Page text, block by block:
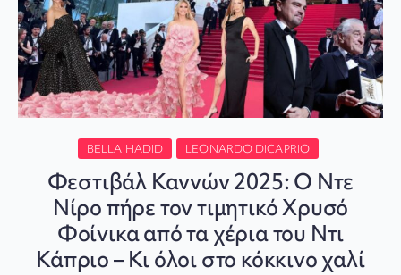
BELLA HADID LEONARDO DICAPRIO
Φεστιβάλ Καννών 2025: Ο Ντε
Νίρο πήρε τον τιμητικό Χρυσό
Φοίνικα από τα χέρια του Ντι
Κάπριο – Κι όλοι στο κόκκινο χαλί